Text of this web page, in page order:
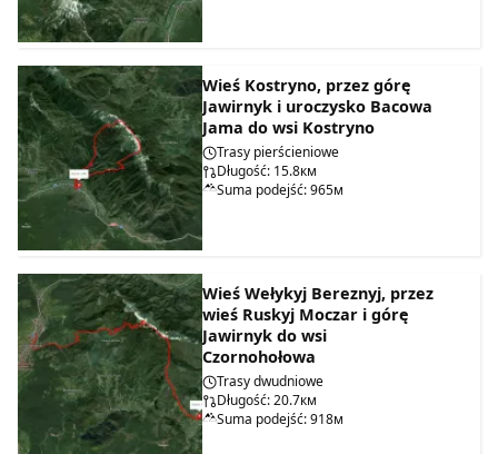
Wieś Kostryno, przez górę
Jawirnyk i uroczysko Bacowa
Jama do wsi Kostryno
Trasy pierścieniowe
Długość: 15.8км
Suma podejść: 965м
Wieś Wełykyj Bereznyj, przez
wieś Ruskyj Moczar i górę
Jawirnyk do wsi
Czornohołowa
Trasy dwudniowe
Długość: 20.7км
Suma podejść: 918м